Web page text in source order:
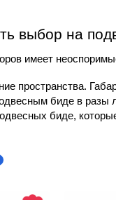
выбор на
имеет
пространства.
биде в разы
биде,